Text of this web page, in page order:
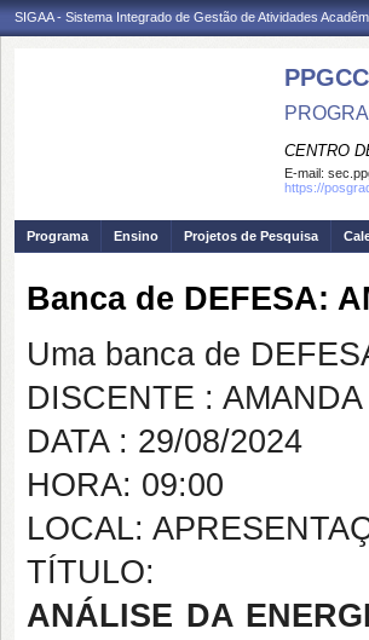
SIGAA - Sistema Integrado de Gestão de Atividades
PPGCC
CENTRO
E-mail:
https://
Programa Ensino Projetos de Pesquisa
Banca de DEFESA:
Uma banca de
DISCENTE :
DATA : 29/08/2024
HORA: 09:00
LOCAL:
TÍTULO:
ANÁLISE DA